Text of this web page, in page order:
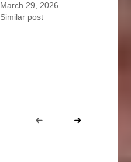
March 29, 2026
Similar post